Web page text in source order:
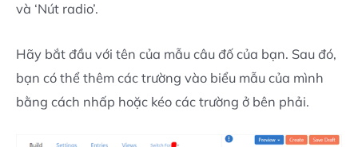
và ‘Nút radio’.
Hãy bắt đầu với tên của mẫu câu đố của bạn. Sau đó,
bạn có thể thêm các trường vào biểu mẫu của mình
bằng cách nhấp hoặc kéo các trường ở bên phải.